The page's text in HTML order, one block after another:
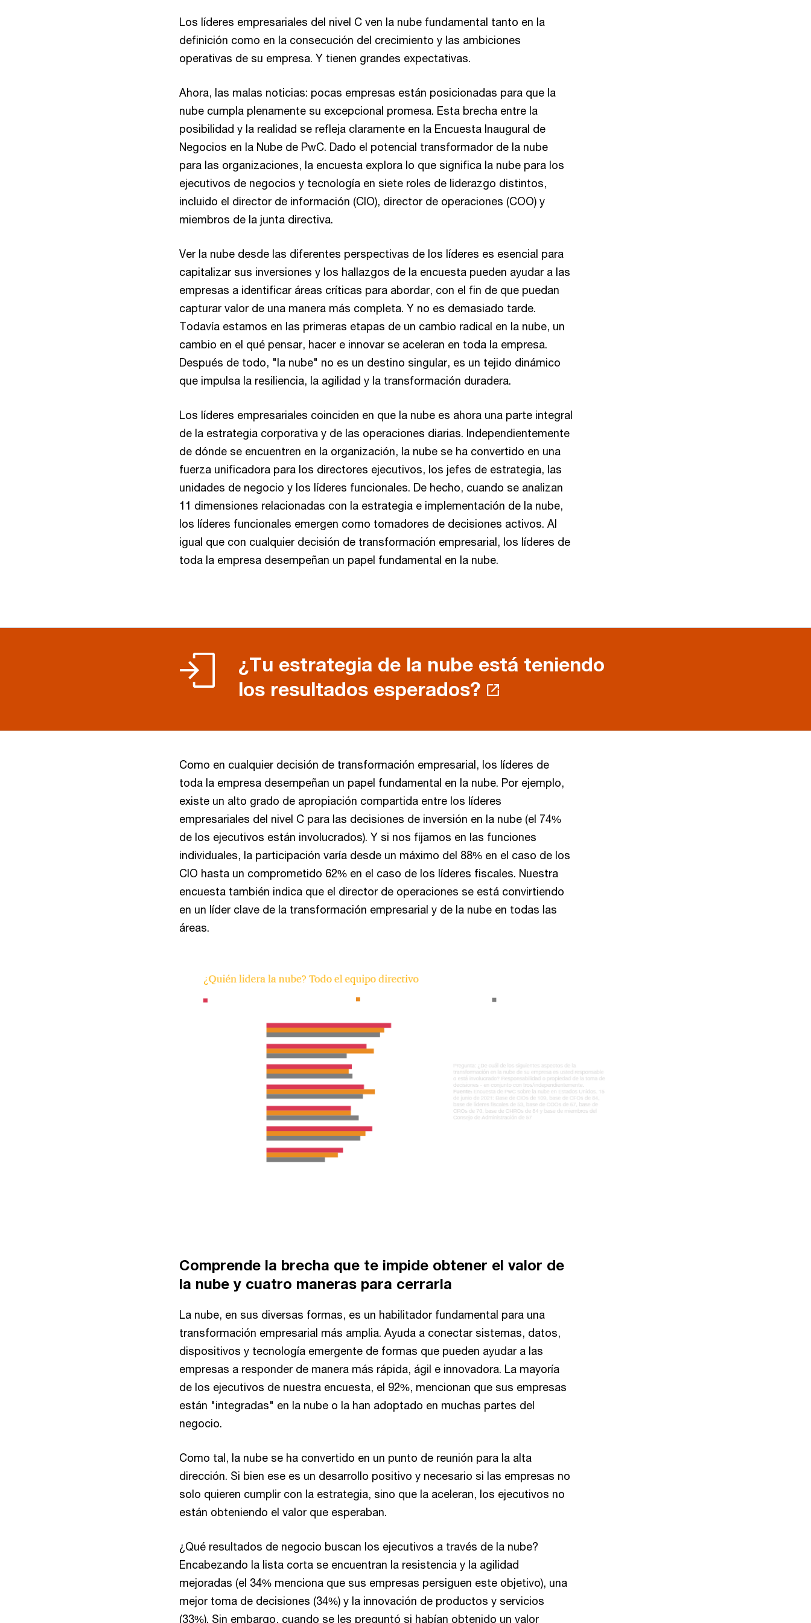
Los líderes empresariales del nivel C ven la nube fundamental tanto en la
definición como en la consecución del crecimiento y las ambiciones
operativas de su empresa. Y tienen grandes expectativas.
Ahora, las malas noticias: pocas empresas están posicionadas para que la
nube cumpla plenamente su excepcional promesa. Esta brecha entre la
posibilidad y la realidad se refleja claramente en la Encuesta Inaugural de
Negocios en la Nube de PwC. Dado el potencial transformador de la nube
para las organizaciones, la encuesta explora lo que significa la nube para los
ejecutivos de negocios y tecnología en siete roles de liderazgo distintos,
incluido el director de información (CIO), director de operaciones (COO) y
miembros de la junta directiva.
Ver la nube desde las diferentes perspectivas de los líderes es esencial para
capitalizar sus inversiones y los hallazgos de la encuesta pueden ayudar a las
empresas a identificar áreas críticas para abordar, con el fin de que puedan
capturar valor de una manera más completa. Y no es demasiado tarde.
Todavía estamos en las primeras etapas de un cambio radical en la nube, un
cambio en el qué pensar, hacer e innovar se aceleran en toda la empresa.
Después de todo, "la nube" no es un destino singular, es un tejido dinámico
que impulsa la resiliencia, la agilidad y la transformación duradera.
Los líderes empresariales coinciden en que la nube es ahora una parte integral
de la estrategia corporativa y de las operaciones diarias. Independientemente
de dónde se encuentren en la organización, la nube se ha convertido en una
fuerza unificadora para los directores ejecutivos, los jefes de estrategia, las
unidades de negocio y los líderes funcionales. De hecho, cuando se analizan
11 dimensiones relacionadas con la estrategia e implementación de la nube,
los líderes funcionales emergen como tomadores de decisiones activos. Al
igual que con cualquier decisión de transformación empresarial, los líderes de
toda la empresa desempeñan un papel fundamental en la nube.
¿Tu estrategia de la nube está teniendo
los resultados esperados?
Como en cualquier decisión de transformación empresarial, los líderes de
toda la empresa desempeñan un papel fundamental en la nube. Por ejemplo,
existe un alto grado de apropiación compartida entre los líderes
empresariales del nivel C para las decisiones de inversión en la nube (el 74%
de los ejecutivos están involucrados). Y si nos fijamos en las funciones
individuales, la participación varía desde un máximo del 88% en el caso de los
CIO hasta un comprometido 62% en el caso de los líderes fiscales. Nuestra
encuesta también indica que el director de operaciones se está convirtiendo
en un líder clave de la transformación empresarial y de la nube en todas las
áreas.
Comprende la brecha que te impide obtener el valor de
la nube y cuatro maneras para cerrarla
La nube, en sus diversas formas, es un habilitador fundamental para una
transformación empresarial más amplia. Ayuda a conectar sistemas, datos,
dispositivos y tecnología emergente de formas que pueden ayudar a las
empresas a responder de manera más rápida, ágil e innovadora. La mayoría
de los ejecutivos de nuestra encuesta, el 92%, mencionan que sus empresas
están "integradas" en la nube o la han adoptado en muchas partes del
negocio.
Como tal, la nube se ha convertido en un punto de reunión para la alta
dirección. Si bien ese es un desarrollo positivo y necesario si las empresas no
solo quieren cumplir con la estrategia, sino que la aceleran, los ejecutivos no
están obteniendo el valor que esperaban.
¿Qué resultados de negocio buscan los ejecutivos a través de la nube?
Encabezando la lista corta se encuentran la resistencia y la agilidad
mejoradas (el 34% menciona que sus empresas persiguen este objetivo), una
mejor toma de decisiones (34%) y la innovación de productos y servicios
(33%). Sin embargo, cuando se les preguntó si habían obtenido un valor